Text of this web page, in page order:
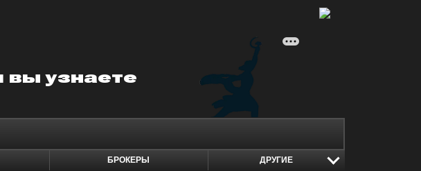
БРОКЕРЫ ДРУГИЕ